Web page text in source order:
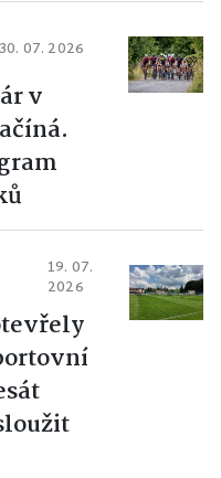
30. 07. 2026
v
19. 07.
2026